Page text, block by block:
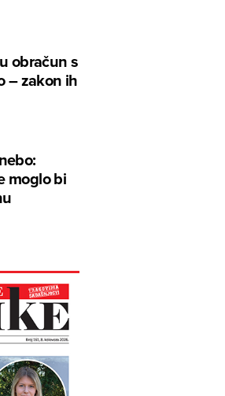
obračun s
– zakon ih
moglo bi